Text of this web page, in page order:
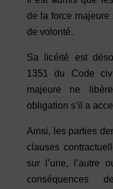
de la force majeure
de volonté.
Sa licéité est
1351 du Code
majeure ne
obligation s’il a
Ainsi, les parties
clauses
sur l’une, l’autre
conséquences